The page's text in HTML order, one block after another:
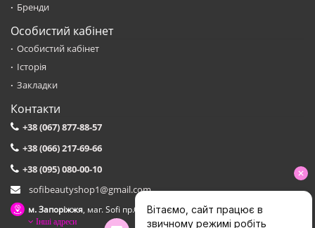
Бренди
Особистий кабінет
Особистий кабінет
Історія
Закладки
Контакти
+38 (067) 877-88-57
+38 (066) 217-69-66
+38 (095) 080-00-10
sofibeautyshop1@gmail.com
м. Запоріжжя, маг. Sofi пр.Соборний,153 зуп. Сталеварiв
Інші адреси